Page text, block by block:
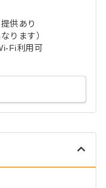
供あり
ります）
Fi利用可